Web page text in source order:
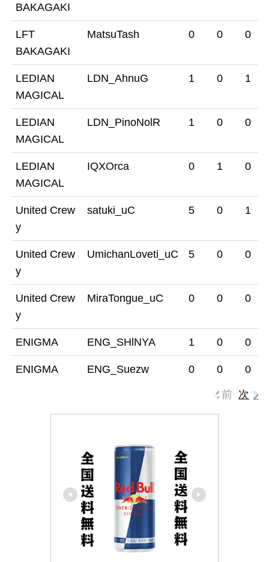
BAKAGAKI
LFT
BAKAGAKI
MatsuTash 0 0 0
LEDIAN
MAGICAL
LDN_AhnuG 1 0 1
LEDIAN
MAGICAL
LDN_PinoNolR 1 0 0
LEDIAN
MAGICAL
IQXOrca 0 1 0
United Crew
y
satuki_uC 5 0 1
United Crew
y
UmichanLoveti_uC 5 0 0
United Crew
y
MiraTongue_uC 0 0 0
ENIGMA ENG_SHlNYA 1 0 0
ENIGMA ENG_Suezw 0 0 0
前 次